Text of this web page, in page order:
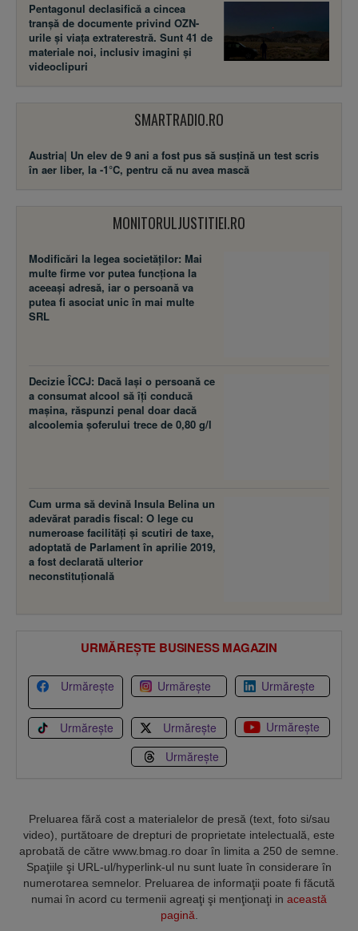
Pentagonul declasifică a cincea
tranșă de documente privind OZN-
urile și viața extraterestră. Sunt 41 de
materiale noi, inclusiv imagini și
videoclipuri
SMARTRADIO.RO
Austria| Un elev de 9 ani a fost pus să susţină un test scris
în aer liber, la -1°C, pentru că nu avea mască
MONITORULJUSTITIEI.RO
Modificări la legea societăţilor: Mai
multe firme vor putea funcţiona la
aceeaşi adresă, iar o persoană va
putea fi asociat unic în mai multe
SRL
Decizie ÎCCJ: Dacă laşi o persoană ce
a consumat alcool să îţi conducă
maşina, răspunzi penal doar dacă
alcoolemia şoferului trece de 0,80 g/l
Cum urma să devină Insula Belina un
adevărat paradis fiscal: O lege cu
numeroase facilităţi şi scutiri de taxe,
adoptată de Parlament în aprilie 2019,
a fost declarată ulterior
neconstituţională
URMĂREȘTE BUSINESS MAGAZIN
Urmărește Urmărește Urmărește
Urmărește Urmărește
Urmărește
Urmărește
Preluarea fără cost a materialelor de presă (text, foto si/sau
video), purtătoare de drepturi de proprietate intelectuală, este
aprobată de către www.bmag.ro doar în limita a 250 de semne.
Spaţiile şi URL-ul/hyperlink-ul nu sunt luate în considerare în
numerotarea semnelor. Preluarea de informaţii poate fi făcută
numai în acord cu termenii agreaţi şi menţionaţi in această
pagină.